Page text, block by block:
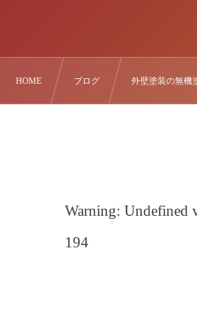
HOME ブログ 外壁塗装の無機
Warning: Undefined
194